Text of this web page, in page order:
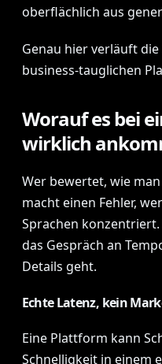
oberflächlich aus
Genau hier verläuft
business-tauglichen
Worauf es bei
wirklich
Wer bewertet, wie
macht einen Fehler,
Sprachen
das Gespräch an
Details geht.
Echte Latenz, kein
Eine Plattform kann
Schnelligkeit in einem